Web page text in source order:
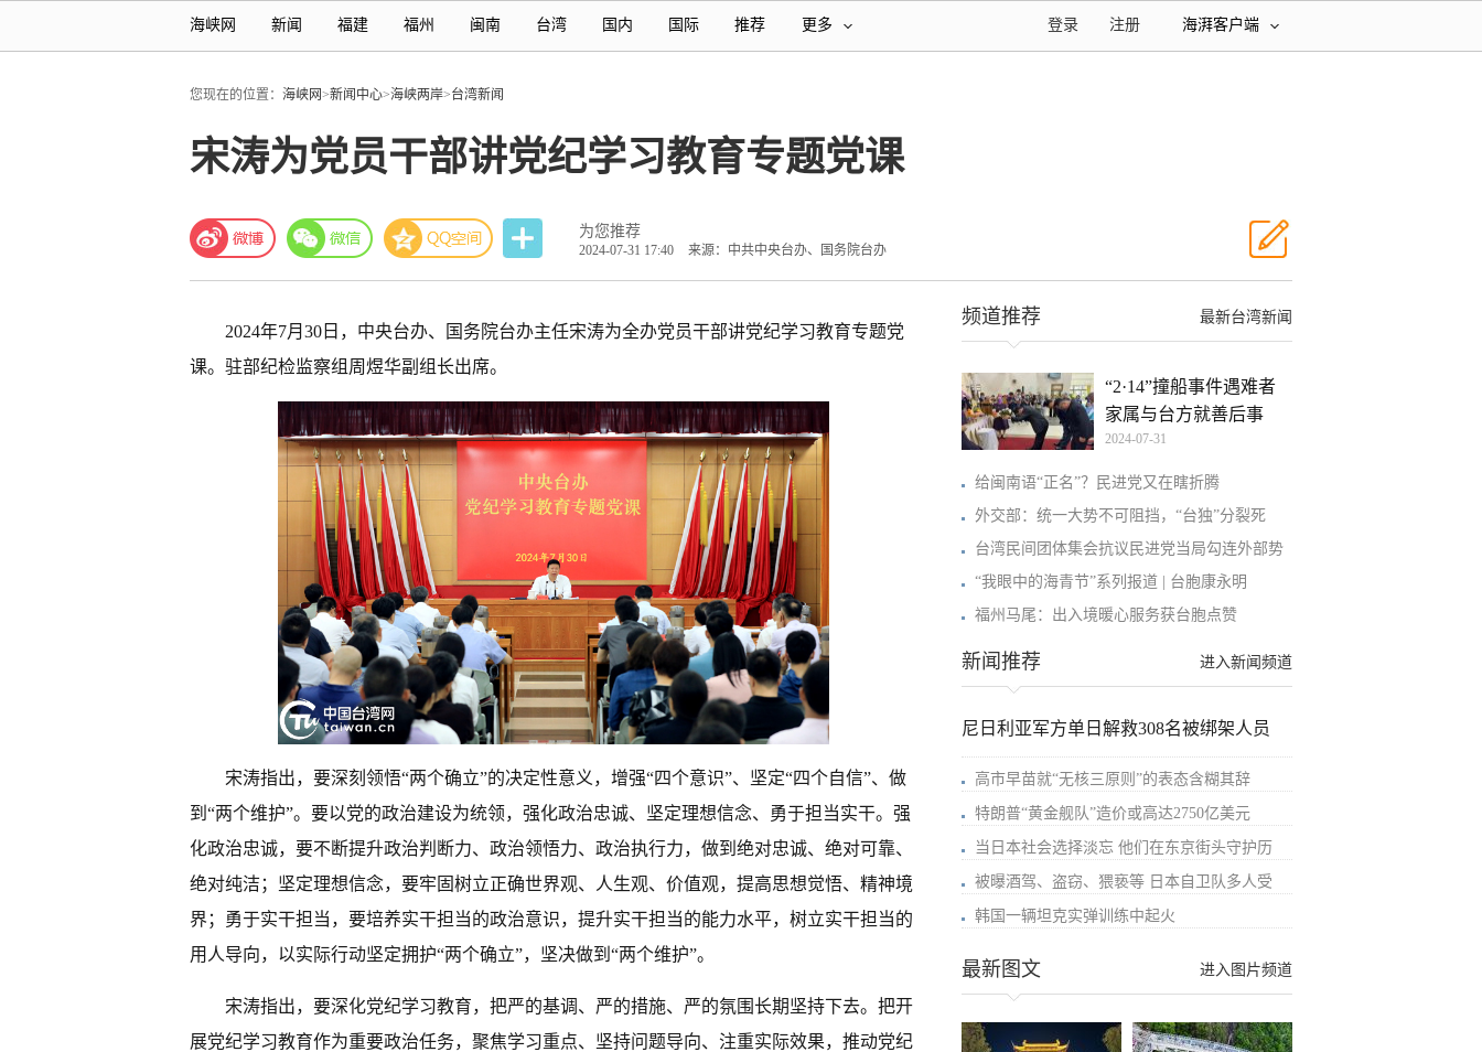
海峡网 新闻 福建 福州 闽南 台湾 国内 国际 推荐 更多 海湃客户端
注册
登录
您现在的位置： 海峡网>新闻中心>海峡两岸>台湾新闻
宋涛为党员干部讲党纪学习教育专题党课
为您推荐
2024-07-31 17:40 来源：中共中央台办、国务院台办
2024年7月30日，中央台办、国务院台办主任宋涛为全办党员干部讲党纪学习教育专题党
课。驻部纪检监察组周煜华副组长出席。
宋涛指出，要深刻领悟“两个确立”的决定性意义，增强“四个意识”、坚定“四个自信”、做
到“两个维护”。要以党的政治建设为统领，强化政治忠诚、坚定理想信念、勇于担当实干。强
化政治忠诚，要不断提升政治判断力、政治领悟力、政治执行力，做到绝对忠诚、绝对可靠、
绝对纯洁；坚定理想信念，要牢固树立正确世界观、人生观、价值观，提高思想觉悟、精神境
界；勇于实干担当，要培养实干担当的政治意识，提升实干担当的能力水平，树立实干担当的
用人导向，以实际行动坚定拥护“两个确立”，坚决做到“两个维护”。
宋涛指出，要深化党纪学习教育，把严的基调、严的措施、严的氛围长期坚持下去。把开
展党纪学习教育作为重要政治任务，聚焦学习重点、坚持问题导向、注重实际效果，推动党纪
最新台湾新闻
频道推荐
“2·14”撞船事件遇难者
家属与台方就善后事
2024-07-31
给闽南语“正名”？民进党又在瞎折腾
外交部：统一大势不可阻挡，“台独”分裂死
台湾民间团体集会抗议民进党当局勾连外部势
“我眼中的海青节”系列报道 | 台胞康永明
福州马尾：出入境暖心服务获台胞点赞
进入新闻频道
新闻推荐
尼日利亚军方单日解救308名被绑架人员
高市早苗就“无核三原则”的表态含糊其辞
特朗普“黄金舰队”造价或高达2750亿美元
当日本社会选择淡忘 他们在东京街头守护历
被曝酒驾、盗窃、猥亵等 日本自卫队多人受
韩国一辆坦克实弹训练中起火
进入图片频道
最新图文